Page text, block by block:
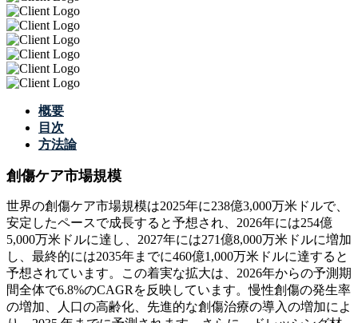
概要
目次
方法論
創傷ケア市場規模
世界の創傷ケア市場規模は2025年に238億3,000万米ドルで、
安定したペースで成長すると予想され、2026年には254億
5,000万米ドルに達し、2027年には271億8,000万米ドルに増加
し、最終的には2035年までに460億1,000万米ドルに達すると
予想されています。この着実な拡大は、2026年からの予測期
間全体で6.8%のCAGRを反映しています。慢性創傷の発生率
の増加、人口の高齢化、先進的な創傷治療の導入の増加によ